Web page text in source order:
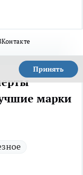
Принять
марки